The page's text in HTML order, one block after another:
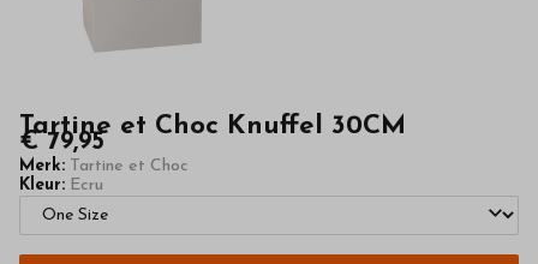
webshop
Tartine et Choc Knuffel 30CM
€ 79,95
Merk: Tartine et Choc
Kleur: Ecru